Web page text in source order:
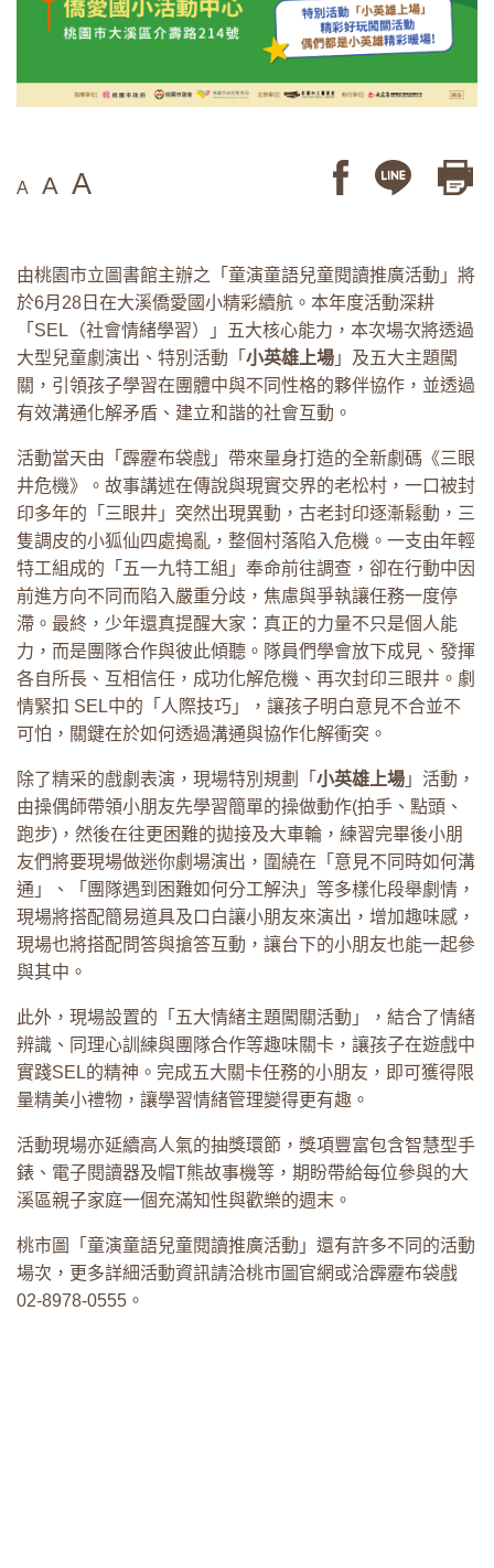
A A A
由桃園市立圖書館主辦之「童演童語兒童閱讀推廣活動」將
於6月28日在大溪僑愛國小精彩續航。本年度活動深耕
「SEL（社會情緒學習）」五大核心能力，本次場次將透過
大型兒童劇演出、特別活動「 小英雄上場 」及五大主題闖
關，引領孩子學習在團體中與不同性格的夥伴協作，並透過
有效溝通化解矛盾、建立和諧的社會互動。
活動當天由「霹靂布袋戲」帶來量身打造的全新劇碼《三眼
井危機》。故事講述在傳說與現實交界的老松村，一口被封
印多年的「三眼井」突然出現異動，古老封印逐漸鬆動，三
隻調皮的小狐仙四處搗亂，整個村落陷入危機。一支由年輕
特工組成的「五一九特工組」奉命前往調查，卻在行動中因
前進方向不同而陷入嚴重分歧，焦慮與爭執讓任務一度停
滯。最終，少年還真提醒大家：真正的力量不只是個人能
力，而是團隊合作與彼此傾聽。隊員們學會放下成見、發揮
各自所長、互相信任，成功化解危機、再次封印三眼井。劇
情緊扣 SEL中的「人際技巧」，讓孩子明白意見不合並不
可怕，關鍵在於如何透過溝通與協作化解衝突。
除了精采的戲劇表演，現場特別規劃「 小英雄上場 」活動，
由操偶師帶領小朋友先學習簡單的操做動作(拍手、點頭、
跑步)，然後在往更困難的拋接及大車輪，練習完畢後小朋
友們將要現場做迷你劇場演出，圍繞在「意見不同時如何溝
通」、「團隊遇到困難如何分工解決」等多樣化段舉劇情，
現場將搭配簡易道具及口白讓小朋友來演出，增加趣味感，
現場也將搭配問答與搶答互動，讓台下的小朋友也能一起參
與其中。
此外，現場設置的「五大情緒主題闖關活動」，結合了情緒
辨識、同理心訓練與團隊合作等趣味關卡，讓孩子在遊戲中
實踐SEL的精神。完成五大關卡任務的小朋友，即可獲得限
量精美小禮物，讓學習情緒管理變得更有趣。
活動現場亦延續高人氣的抽獎環節，獎項豐富包含智慧型手
錶、電子閱讀器及帽T熊故事機等，期盼帶給每位參與的大
溪區親子家庭一個充滿知性與歡樂的週末。
桃市圖「童演童語兒童閱讀推廣活動」還有許多不同的活動
場次，更多詳細活動資訊請洽桃市圖官網或洽霹靂布袋戲
02-8978-0555。